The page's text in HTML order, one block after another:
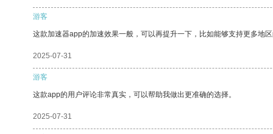
游客
这款加速器app的加速效果一般，可以再提升一下，比如能够支持更多地区
2025-07-31
游客
这款app的用户评论非常真实，可以帮助我做出更准确的选择。
2025-07-31